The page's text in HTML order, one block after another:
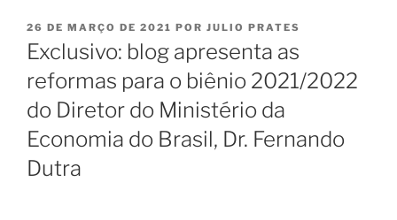
PUBLICADO
EM
26 DE MARÇO DE 2021 POR JULIO PRATES
Exclusivo: blog apresenta as
reformas para o biênio 2021/2022
do Diretor do Ministério da
Economia do Brasil, Dr. Fernando
Dutra